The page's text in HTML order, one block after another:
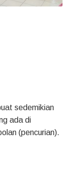
sedemikian
ada di
(pencurian).